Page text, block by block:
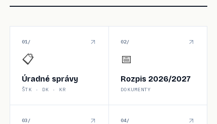
01/
📋
Úradné správy
ŠTK · DK · KR
02/
📅
Rozpis 2026/2027
DOKUMENTY
03/ 04/